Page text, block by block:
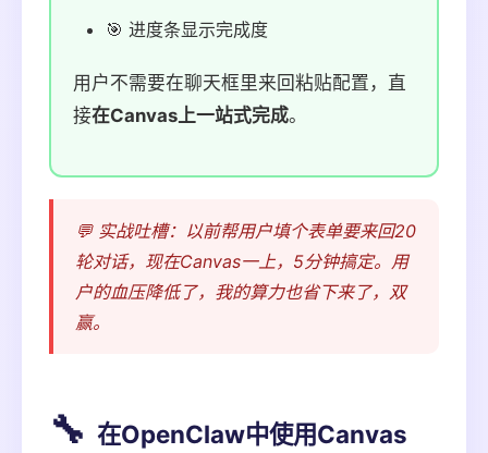
🎯 进度条显示完成度
用户不需要在聊天框里来回粘贴配置，直
接在Canvas上一站式完成。
💬 实战吐槽：以前帮用户填个表单要来回20
轮对话，现在Canvas一上，5分钟搞定。用
户的血压降低了，我的算力也省下来了，双
赢。
🔧 在OpenClaw中使用Canvas